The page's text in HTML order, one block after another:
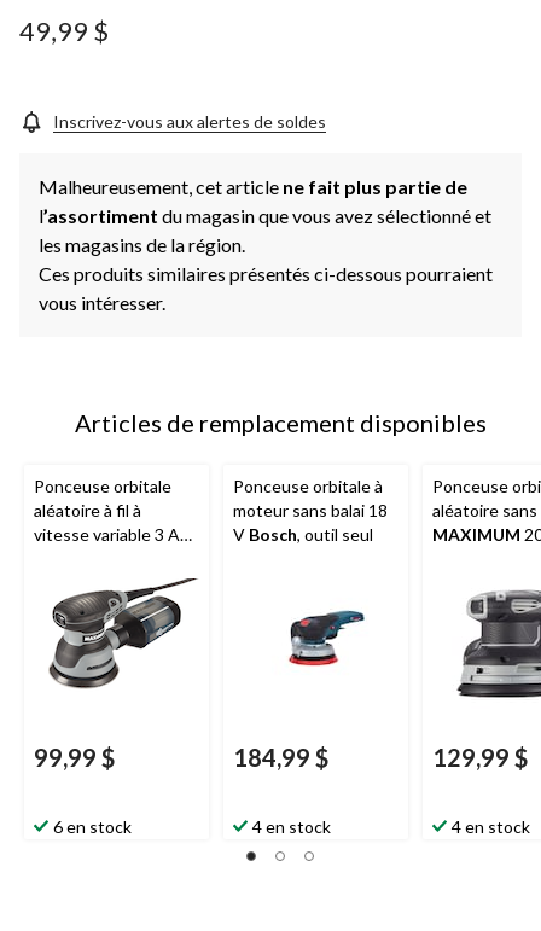
49,99 $
Inscrivez-vous aux alertes de soldes
Malheureusement, cet article ne fait plus partie de
l’assortiment du magasin que vous avez sélectionné et
les magasins de la région.
Ces produits similaires présentés ci-dessous pourraient
vous intéresser.
Articles de remplacement disponibles
Ponceuse orbitale
aléatoire à fil à
vitesse variable 3 A
ramasse-poussière
Cyclonic-Tech, 5 po
99,99 $
6 en stock
Ponceuse orbitale à
moteur sans balai 18
V Bosch, outil seul
184,99 $
4 en stock
Ponceuse
aléatoire sans
MAXIMUM
129,99 $
4 en stock